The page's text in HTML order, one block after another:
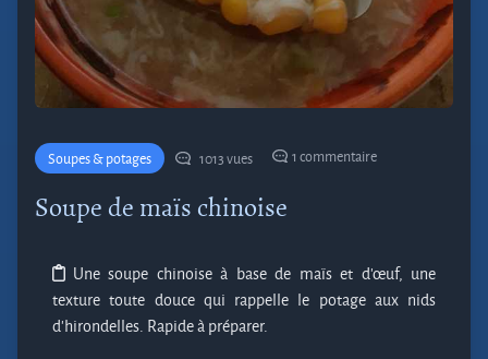
Soupes & potages 1013 vues 1 commentaire
Soupe de maïs chinoise
Une soupe chinoise à base de maïs et d'œuf, une
texture toute douce qui rappelle le potage aux nids
d'hirondelles. Rapide à préparer.